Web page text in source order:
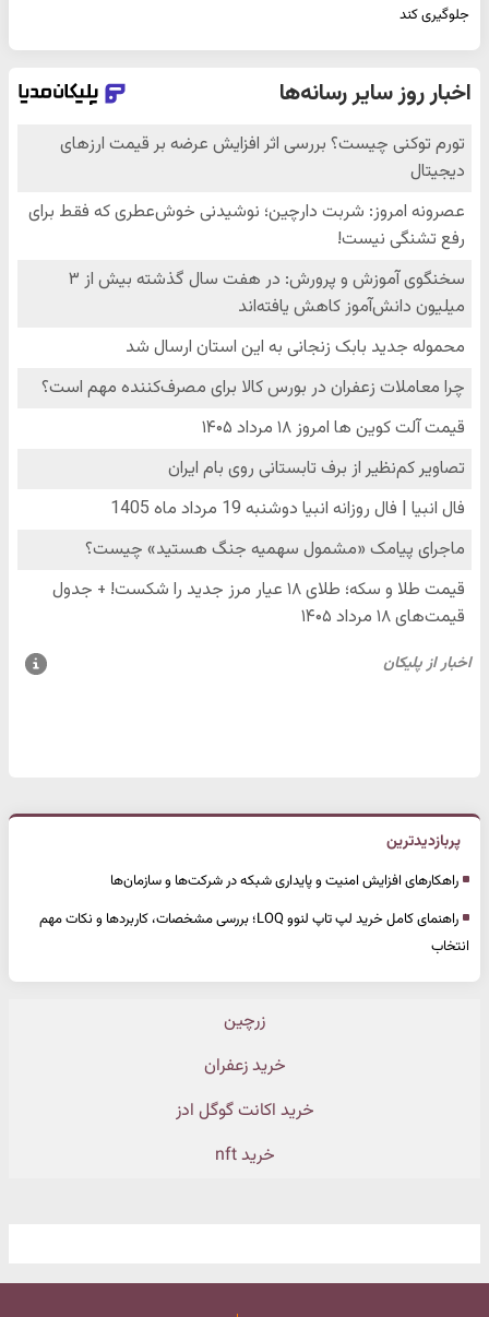
جلوگیری کند
پربازدیدترین
راهکارهای افزایش امنیت و پایداری شبکه در شرکت‌ها و سازمان‌ها
راهنمای کامل خرید لپ تاپ لنوو LOQ؛ بررسی مشخصات، کاربردها و نکات مهم
انتخاب
زرچین
خرید زعفران
خرید اکانت گوگل ادز
خرید nft